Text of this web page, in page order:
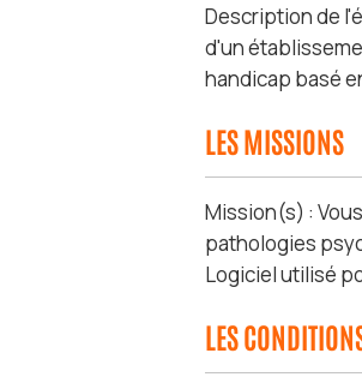
Description de
d'un
handicap basé
LES MISSIONS
Mission(s) :
pathologies
Logiciel utilisé
LES